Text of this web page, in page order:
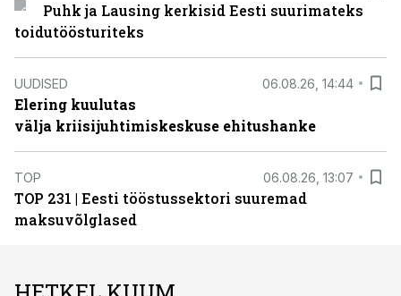
Puhk ja Lausing kerkisid Eesti suurimateks
toidutöösturiteks
UUDISED 06.08.26, 14:44
Elering kuulutas
välja kriisijuhtimiskeskuse ehitushanke
TOP 06.08.26, 13:07
TOP 231 | Eesti tööstussektori suuremad
maksuvõlglased